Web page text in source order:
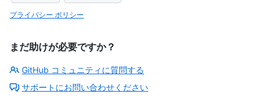
プライバシー ポリシー
まだ助けが必要ですか？
GitHub コミュニティに質問する
サポートにお問い合わせください